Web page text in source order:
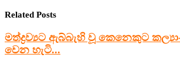
Related Posts
මත්ද්‍රව්‍යට ඇබ්බැහි වූ කෙනෙකුට
වෙන හැටි...